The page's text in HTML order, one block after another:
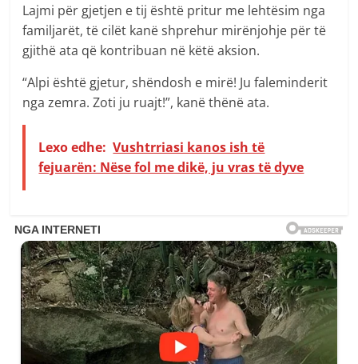
Lajmi për gjetjen e tij është pritur me lehtësim nga
familjarët, të cilët kanë shprehur mirënjohje për të
gjithë ata që kontribuan në këtë aksion.
“Alpi është gjetur, shëndosh e mirë! Ju faleminderit
nga zemra. Zoti ju ruajt!”, kanë thënë ata.
Lexo edhe: Vushtrriasi kanos ish të
fejuarën: Nëse fol me dikë, ju vras të dyve